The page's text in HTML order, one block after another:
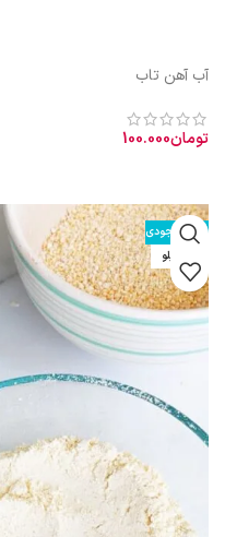
آب آهن تاب
تومان100.000
اتمام موجودی
نیم کیلو